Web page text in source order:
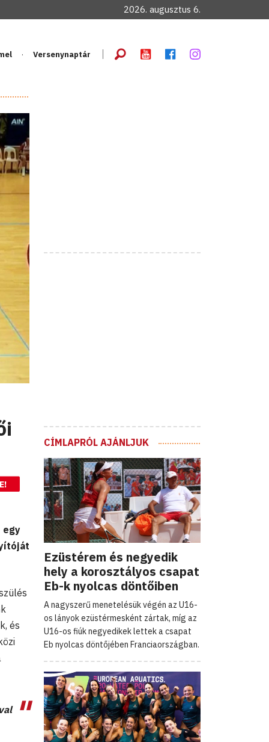
2026. augusztus 6.
Versenynaptár
egy
és
CÍMLAPRÓL AJÁNLJUK
Ezüstérem és negyedik
hely a korosztályos csapat
Eb-k nyolcas döntőiben
A nagyszerű menetelésük végén az U16-
os lányok ezüstérmesként zártak, míg az
U16-os fiúk negyedikek lettek a csapat
Eb nyolcas döntőjében Franciaországban.